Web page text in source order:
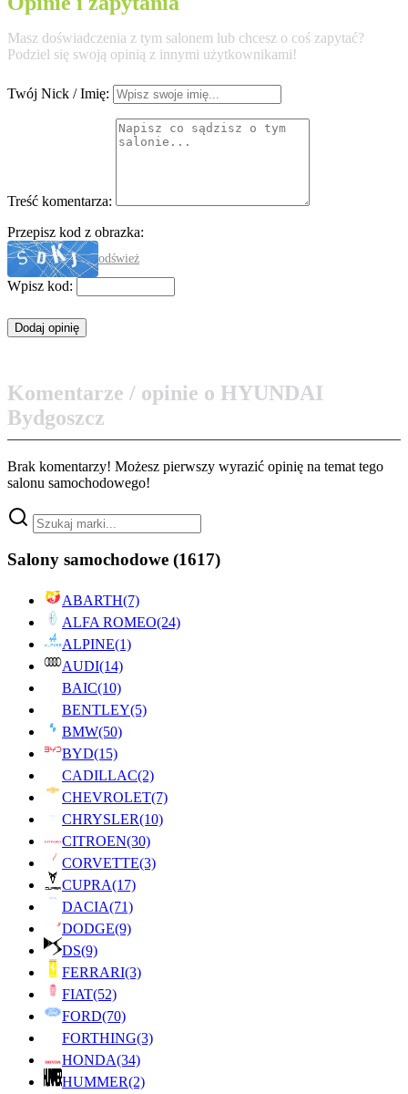
Masz doświadczenia z tym salonem lub chcesz o coś zapytać?
Podziel się swoją opinią z innymi użytkownikami!
Twój Nick / Imię:
Treść komentarza:
Przepisz kod z obrazka:
odśwież
Wpisz kod:
Komentarze / opinie o HYUNDAI
Bydgoszcz
Brak komentarzy! Możesz pierwszy wyrazić opinię na temat tego
salonu samochodowego!
Salony samochodowe (1617)
ABARTH(7)
ALFA ROMEO(24)
ALPINE(1)
AUDI(14)
BAIC(10)
BENTLEY(5)
BMW(50)
BYD(15)
CADILLAC(2)
CHEVROLET(7)
CHRYSLER(10)
CITROEN(30)
CORVETTE(3)
CUPRA(17)
DACIA(71)
DODGE(9)
DS(9)
FERRARI(3)
FIAT(52)
FORD(70)
FORTHING(3)
HONDA(34)
HUMMER(2)